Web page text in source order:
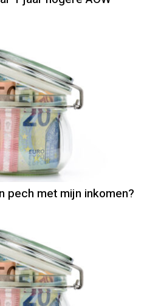
AOW
pech met mijn inkomen?
AOW